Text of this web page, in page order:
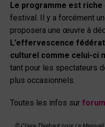
Le programme est riche
festival. Il y a forcément
proposera une œuvre à
L’effervescence
culturel comme celui-ci
tant pour les spectateurs
plus occasionnels.
Toutes les infos sur